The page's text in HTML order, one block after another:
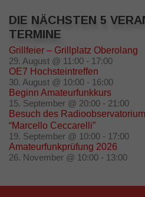
DIE NÄCHSTEN 5
TERMINE
Grillfeier – Grillplatz Oberolang
29. August @ 11:00 - 17:00
OE7 Hochsteintreffen
30. August @ 10:00 - 16:00
Beginn Amateurfunkkurs
15. September @ 20:00 - 21:00
Besuch des
“Marcello Ceccarelli”
19. September @ 10:00 - 17:00
Amateurfunkprüfung 2026
26. November @ 10:00 - 13:00